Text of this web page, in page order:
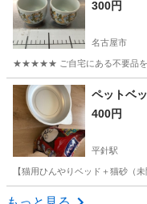
300円
名古屋市
★★★★★ ご自宅にある不要品を是
愛知 名古屋市 食器
ペット
400円
平針駅
【猫用ひんやりベッド＋猫砂（
愛知 名古屋市